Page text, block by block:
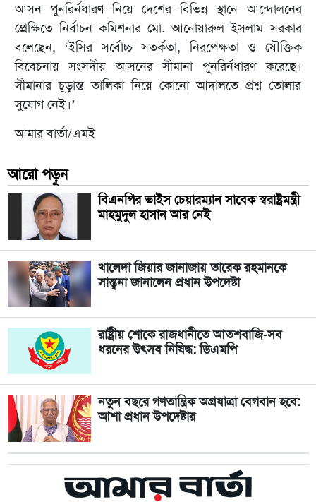
আসন পুনর্র্নিধারণ নিয়ে দেশের বিভিন্ন স্থানে আন্দোলনের
প্রেক্ষিতে নির্বাচন কমিশনার মো. আনোয়ারুল ইসলাম সরকার
বলেছেন, ‘ইসির সর্বোচ্চ সতর্কতা, নিরপেক্ষতা ও যৌক্তিক
বিবেচনায় সংসদীয় আসনের সীমানা পুনর্র্নিধারণ করেছে।
সীমানার চূড়ান্ত তালিকা নিয়ে কোনো আদালতে প্রশ্ন তোলার
সুযোগ নেই।’
আমার বার্তা/এমই
আরো পড়ুন
বিএনপির ভাইস চেয়ারম্যান সাবেক স্বরাষ্ট্রমন্ত্রী
মাহমুদুল হাসান আর নেই
খালেদা জিয়ার জানাজায় তারেক রহমানকে
সান্ত্বনা জানালেন প্রধান উপদেষ্টা
রাষ্ট্রীয় শোকে রাজধানীতে আতশবাজি-সব
ধরনের উৎসব নিষিদ্ধ: ডিএমপি
নতুন বছরে গণতান্ত্রিক অগ্রযাত্রা বেগবান হবে:
আশা প্রধান উপদেষ্টার